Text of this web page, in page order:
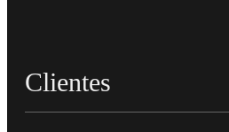
Clientes